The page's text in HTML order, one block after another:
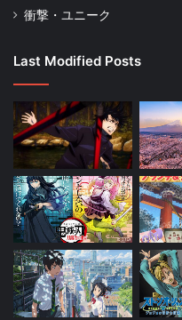
衝撃・ユニーク
Last Modified Posts